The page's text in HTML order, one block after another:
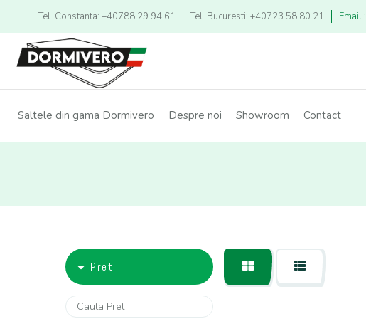
Tel. Constanta: +40788.29.94.61 Tel. Bucuresti: +40723.58.80.21 Email :
Saltele din gama Dormivero Despre noi Showroom Contact
Pret